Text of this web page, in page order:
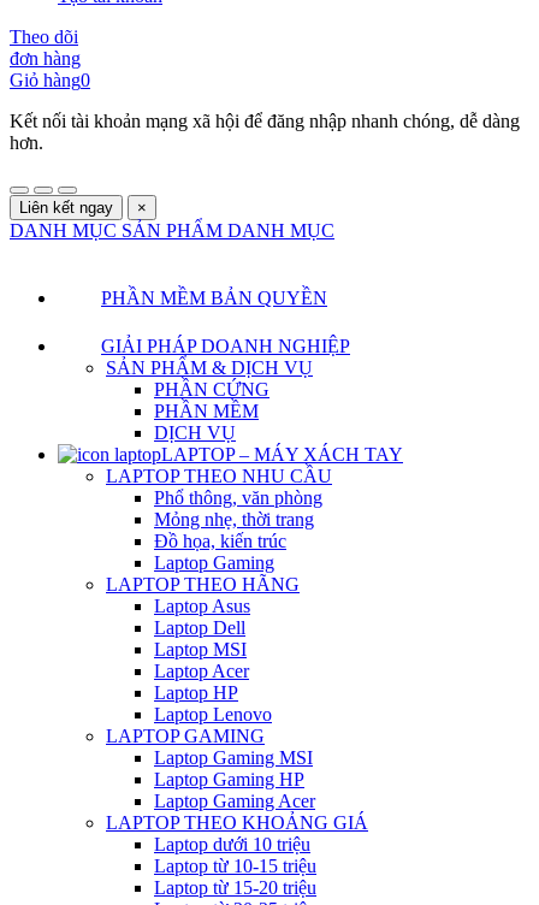
Theo dõi
đơn hàng
Giỏ hàng0
Kết nối tài khoản mạng xã hội để đăng nhập nhanh chóng, dễ dàng
hơn.
Liên kết ngay ×
DANH MỤC SẢN PHẨM DANH MỤC
PHẦN MỀM BẢN QUYỀN
GIẢI PHÁP DOANH NGHIỆP
SẢN PHẨM & DỊCH VỤ
PHẦN CỨNG
PHẦN MỀM
DỊCH VỤ
LAPTOP – MÁY XÁCH TAY
LAPTOP THEO NHU CẦU
Phổ thông, văn phòng
Mỏng nhẹ, thời trang
Đồ họa, kiến trúc
Laptop Gaming
LAPTOP THEO HÃNG
Laptop Asus
Laptop Dell
Laptop MSI
Laptop Acer
Laptop HP
Laptop Lenovo
LAPTOP GAMING
Laptop Gaming MSI
Laptop Gaming HP
Laptop Gaming Acer
LAPTOP THEO KHOẢNG GIÁ
Laptop dưới 10 triệu
Laptop từ 10-15 triệu
Laptop từ 15-20 triệu